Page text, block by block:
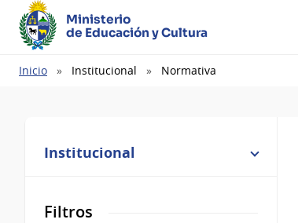
Ministerio
de Educación y Cultura
Ruta
Inicio Institucional Normativa
Institucional
Filtros